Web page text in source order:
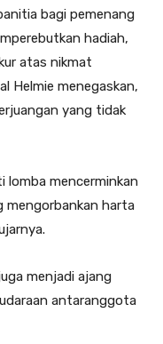
bagi pemenang
hadiah,
atas nikmat
Helmie menegaskan,
yang tidak
lomba mencerminkan
mengorbankan harta
menjadi ajang
antaranggota